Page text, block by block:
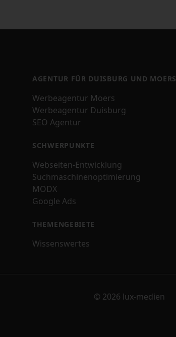
AGENTUR FÜR DUISBURG UND MOERS
Werbeagentur Moers
Werbeagentur Duisburg
SEO Agentur
SCHWERPUNKTE
Webseiten-Entwicklung
Suchmaschinenoptimierung
MODX
Google Ads
THEMENGEBIETE
Wissenswertes
© 2026 lux-medien